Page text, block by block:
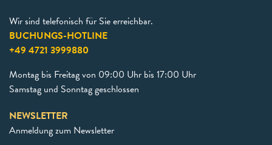
Wir sind telefonisch für Sie erreichbar.
BUCHUNGS-HOTLINE
+49 4721 3999880
Montag bis Freitag von 09:00 Uhr bis 17:00 Uhr
Samstag und Sonntag geschlossen
NEWSLETTER
Anmeldung zum Newsletter